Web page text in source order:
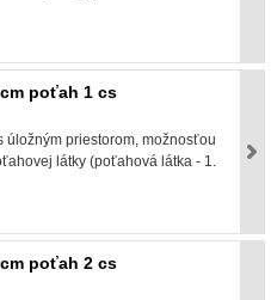
poťah 1 cs
úložným priestorom, možnosťou
látky (poťahová látka - 1.
poťah 2 cs